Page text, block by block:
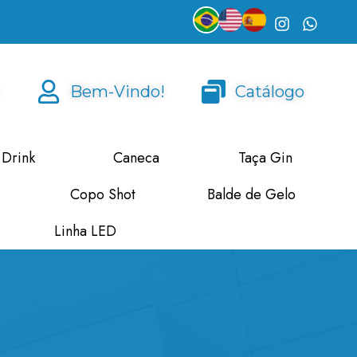
Bem-Vindo! Catálogo
Caneca
Taça Gin
Copo Shot
Balde de Gelo
Linha LED